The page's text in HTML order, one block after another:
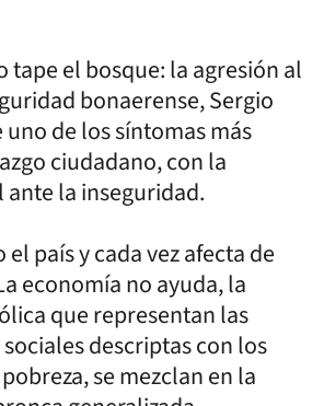
tape el bosque: la agresión al
bonaerense, Sergio
uno de los síntomas más
ciudadano, con la
la inseguridad.
país y cada vez afecta de
economía no ayuda, la
que representan las
descriptas con los
se mezclan en la